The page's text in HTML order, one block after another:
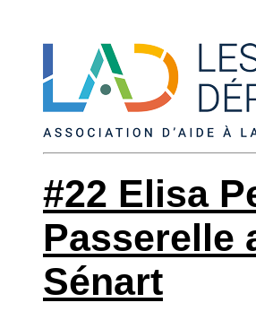
#22 Elisa
Passerelle
Sénart